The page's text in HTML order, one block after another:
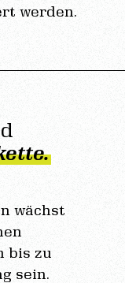
werden.
wächst
bis zu
sein.